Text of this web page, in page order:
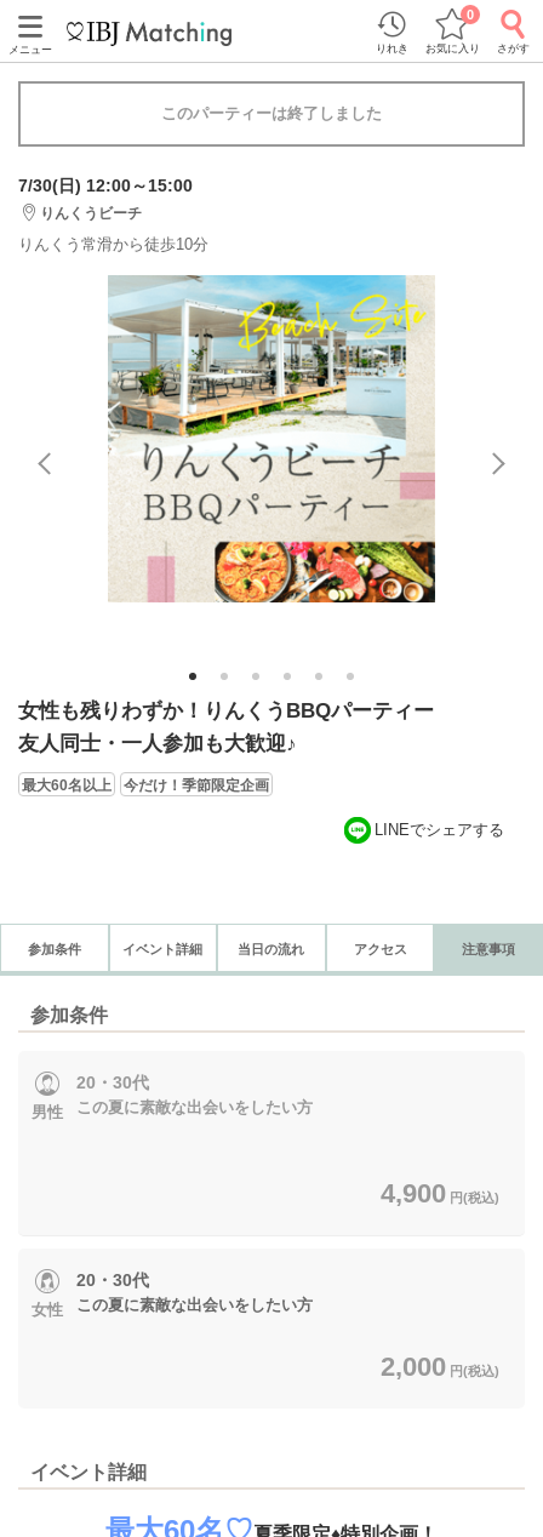
メニュー りれき お気に入り
0
さがす
このパーティーは終了しました
7/30(日) 12:00～15:00
りんくうビーチ
りんくう常滑から徒歩10分
1 2 3 4 5 6
女性も残りわずか！りんくうBBQパーティー
友人同士・一人参加も大歓迎♪
最大60名以上 今だけ！季節限定企画
LINEでシェアする
参加条件 イベント詳細 当日の流れ アクセス 注意事項
参加条件
男性
20・30代
この夏に素敵な出会いをしたい方
4,900 円(税込)
女性
20・30代
この夏に素敵な出会いをしたい方
2,000 円(税込)
イベント詳細
最大60名♡